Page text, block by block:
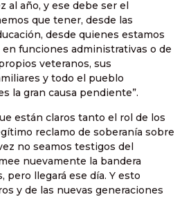
al año, y ese debe ser el
que tener, desde las
desde quienes estamos
funciones administrativas o de
veteranos, sus
y todo el pueblo
la gran causa pendiente”.
están claros tanto el rol de los
reclamo de soberanía sobre
no seamos testigos del
nuevamente la bandera
pero llegará ese día. Y esto
y de las nuevas generaciones